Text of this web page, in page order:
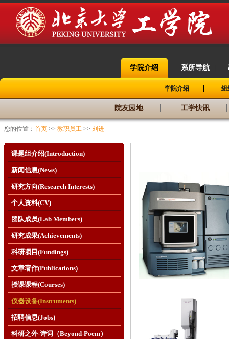
学院介绍 系所导航
学院介绍 组
院友园地 工学快讯
您的位置： 首页 >> 教职员工 >> 刘进
课题组介绍(Introduction)
新闻信息(News)
研究方向(Research Interests)
个人资料(CV)
团队成员(Lab Members)
研究成果(Achievements)
科研项目(Fundings)
文章著作(Publications)
授课课程(Courses)
仪器设备(Instruments)
招聘信息(Jobs)
科研之外-诗词（Beyond-Poem）